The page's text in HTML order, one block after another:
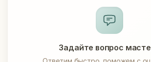
Задайте вопрос